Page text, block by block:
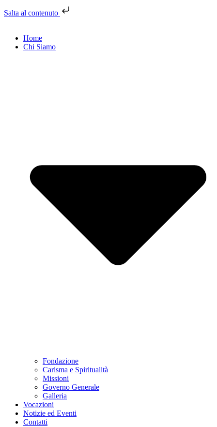
Salta al contenuto
Home
Chi Siamo
Fondazione
Carisma e Spiritualità
Missioni
Governo Generale
Galleria
Vocazioni
Notizie ed Eventi
Contatti